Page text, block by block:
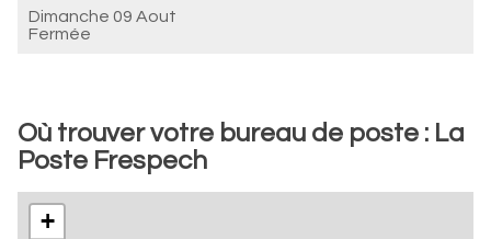
Dimanche 09 Aout
Fermée
Où trouver votre bureau de poste : La
Poste Frespech
+